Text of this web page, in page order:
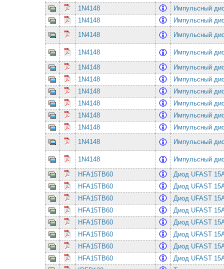
1N4148
Импульсный
1N4148
Импульсный
1N4148
Импульсный
1N4148
Импульсный
1N4148
Импульсный
1N4148
Импульсный
1N4148
Импульсный
1N4148
Импульсный
1N4148
Импульсный
1N4148
Импульсный
1N4148
Импульсный
1N4148
Импульсный
HFA15TB60
Диод UFAST
HFA15TB60
Диод UFAST
HFA15TB60
Диод UFAST
HFA15TB60
Диод UFAST
HFA15TB60
Диод UFAST
HFA15TB60
Диод UFAST
HFA15TB60
Диод UFAST
HFA15TB60
Диод UFAST